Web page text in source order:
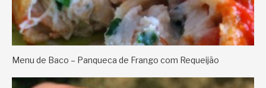
Menu de Baco – Panqueca de Frango com Requeijão